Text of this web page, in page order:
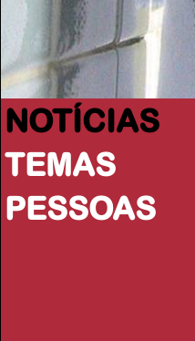
NOTÍCIAS
TEMAS
PESSOAS